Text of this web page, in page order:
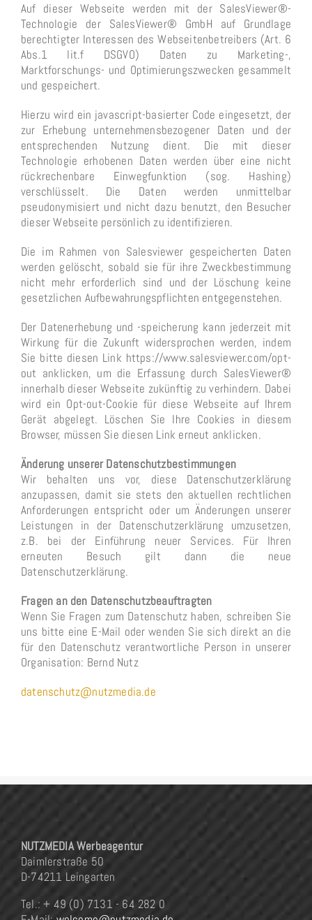
Auf dieser Webseite werden mit der SalesViewer®-
Technologie der SalesViewer® GmbH auf Grundlage
berechtigter Interessen des Webseitenbetreibers (Art. 6
Abs.1 lit.f DSGVO) Daten zu Marketing-,
Marktforschungs- und Optimierungszwecken gesammelt
und gespeichert.
Hierzu wird ein javascript-basierter Code eingesetzt, der
zur Erhebung unternehmensbezogener Daten und der
entsprechenden Nutzung dient. Die mit dieser
Technologie erhobenen Daten werden über eine nicht
rückrechenbare Einwegfunktion (sog. Hashing)
verschlüsselt. Die Daten werden unmittelbar
pseudonymisiert und nicht dazu benutzt, den Besucher
dieser Webseite persönlich zu identifizieren.
Die im Rahmen von Salesviewer gespeicherten Daten
werden gelöscht, sobald sie für ihre Zweckbestimmung
nicht mehr erforderlich sind und der Löschung keine
gesetzlichen Aufbewahrungspflichten entgegenstehen.
Der Datenerhebung und -speicherung kann jederzeit mit
Wirkung für die Zukunft widersprochen werden, indem
Sie bitte diesen Link https://www.salesviewer.com/opt-
out anklicken, um die Erfassung durch SalesViewer®
innerhalb dieser Webseite zukünftig zu verhindern. Dabei
wird ein Opt-out-Cookie für diese Webseite auf Ihrem
Gerät abgelegt. Löschen Sie Ihre Cookies in diesem
Browser, müssen Sie diesen Link erneut anklicken.
Änderung unserer Datenschutzbestimmungen
Wir behalten uns vor, diese Datenschutzerklärung
anzupassen, damit sie stets den aktuellen rechtlichen
Anforderungen entspricht oder um Änderungen unserer
Leistungen in der Datenschutzerklärung umzusetzen,
z.B. bei der Einführung neuer Services. Für Ihren
erneuten Besuch gilt dann die neue
Datenschutzerklärung.
Fragen an den Datenschutzbeauftragten
Wenn Sie Fragen zum Datenschutz haben, schreiben Sie
uns bitte eine E-Mail oder wenden Sie sich direkt an die
für den Datenschutz verantwortliche Person in unserer
Organisation: Bernd Nutz
datenschutz@nutzmedia.de
NUTZMEDIA Werbeagentur
Daimlerstraße 50
D-74211 Leingarten
Tel.: + 49 (0) 7131 - 64 282 0